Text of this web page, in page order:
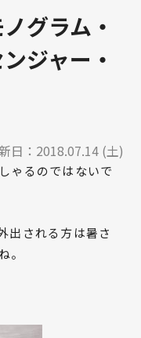
グラム・
ジャー・
日： 2018.07.14 (土)
ゃるのではないで
出される方は暑さ
。